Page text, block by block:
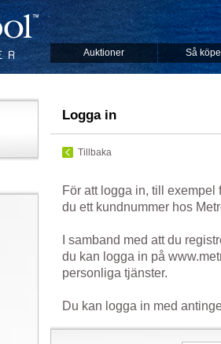
Auktioner Så
Logga in
Tillbaka
För att logga in, till exempel
du ett kundnummer hos
I samband med att du
du kan logga in på
personliga tjänster.
Du kan logga in med